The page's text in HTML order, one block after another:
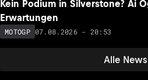
Alle News
Kein Podium in Silverstone? Ai
Erwartungen
MOTOGP 07.08.2026 - 20:53